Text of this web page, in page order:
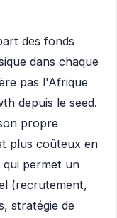
des fonds
dans chaque
pas l'Afrique
depuis le seed.
propre
plus coûteux en
permet un
(recrutement,
stratégie de